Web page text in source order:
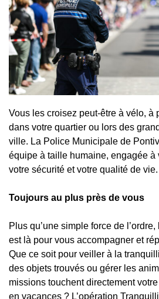
Vous les croisez peut-être à vélo, à
dans votre quartier ou lors des
ville. La Police Municipale de
équipe à taille humaine, engagée à
votre sécurité et votre qualité de vie.
Toujours au plus près de vous
Plus qu’une simple force de
est là pour vous accompagner et
Que ce soit pour veiller à la
des objets trouvés ou gérer les
missions touchent directement
en vacances ? L’opération